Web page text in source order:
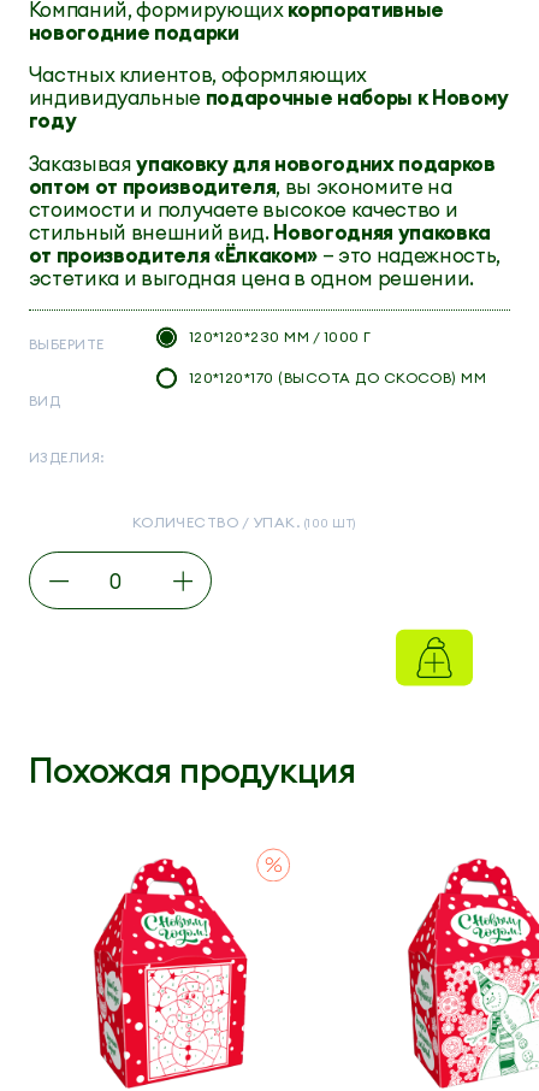
Компаний, формирующихкорпоративные
новогодние подарки
Частных клиентов, оформляющих
индивидуальные подарочные наборы к Новому
году
Заказываяупаковку для новогодних подарков
оптом от производителя, вы экономите на
стоимости и получаете высокое качество и
стильный внешний вид.Новогодняя упаковка
от производителя «Ёлкаком» — это надежность,
эстетика и выгодная цена в одном решении.
ВЫБЕРИТЕ
ВИД
ИЗДЕЛИЯ:
120*120*230 ММ / 1000 Г
120*120*170 (ВЫСОТА ДО СКОСОВ) ММ
КОЛИЧЕСТВО / УПАК. (100 ШТ)
Похожая продукция